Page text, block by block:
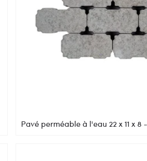
Pavé perméable à l'eau 22 x 11 x 8